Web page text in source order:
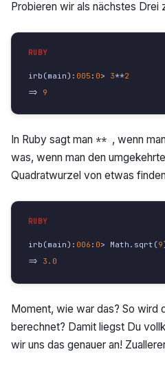
Probieren wir als nächstes Drei
irb (main): 005 : 0> 3**2
=>
9
In Ruby sagt man ** , wenn
was, wenn man den
Quadratwurzel von etwas
irb (main): 006 : 0> Math . sqrt (9
=>
3.0
Moment, wie war das? So wird
berechnet? Damit liegst Du
wir uns das genauer an!